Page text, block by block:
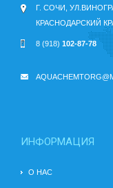
Г. СОЧИ,
КРАСНОДАРСКИЙ
8 (918) 102-87-78
ИНФОРМАЦИЯ
О НАС